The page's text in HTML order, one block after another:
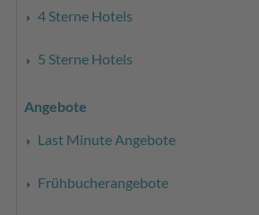
4 Sterne Hotels
5 Sterne Hotels
Angebote
Last Minute Angebote
Frühbucherangebote